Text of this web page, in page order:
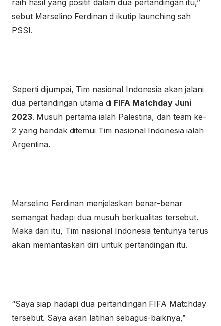
raih hasil yang positif dalam dua pertandingan itu,”
sebut Marselino Ferdinan d ikutip launching sah
PSSI.
Seperti dijumpai, Tim nasional Indonesia akan jalani
dua pertandingan utama di FIFA Matchday Juni
2023. Musuh pertama ialah Palestina, dan team ke-
2 yang hendak ditemui Tim nasional Indonesia ialah
Argentina.
Marselino Ferdinan menjelaskan benar-benar
semangat hadapi dua musuh berkualitas tersebut.
Maka dari itu, Tim nasional Indonesia tentunya terus
akan memantaskan diri untuk pertandingan itu.
“Saya siap hadapi dua pertandingan FIFA Matchday
tersebut. Saya akan latihan sebagus-baiknya,”